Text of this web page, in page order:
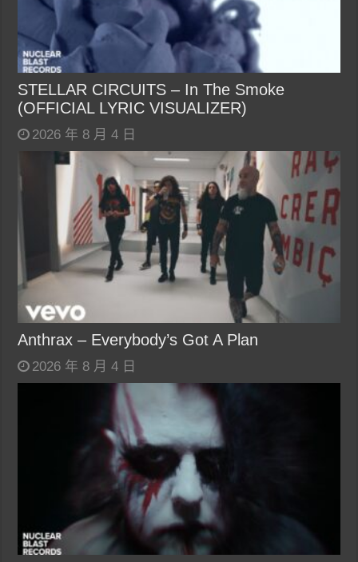
STELLAR CIRCUITS – In The Smoke
(OFFICIAL LYRIC VISUALIZER)
2026 年 8 月 4 日
Anthrax – Everybody’s Got A Plan
2026 年 8 月 4 日